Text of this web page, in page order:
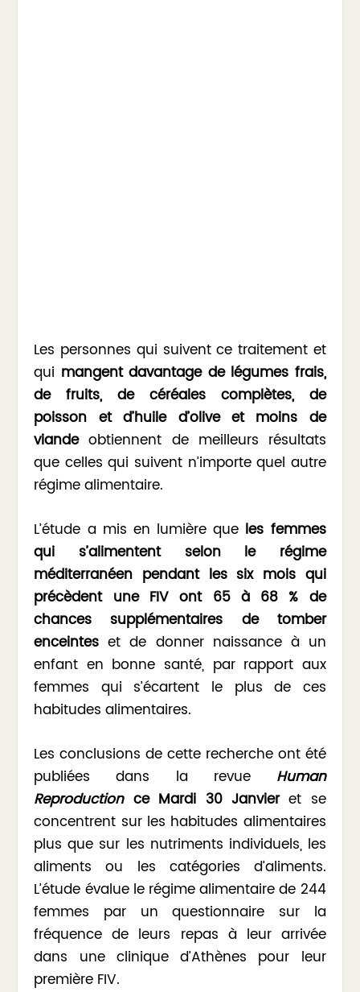
Les personnes qui suivent ce traitement et
qui mangent davantage de légumes frais,
de fruits, de céréales complètes, de
poisson et d’huile d’olive et moins de
viandeobtiennent de meilleurs résultats
que celles qui suivent n’importe quel autre
régime alimentaire.
L’étude a mis en lumière que les femmes
qui s’alimentent selon le régime
méditerranéen pendant les six mois qui
précèdent une FIV ont 65 à 68 % de
chances supplémentaires de tomber
enceintes et de donner naissance à un
enfant en bonne santé, par rapport aux
femmes qui s’écartent le plus de ces
habitudes alimentaires.
Les conclusions de cette recherche ont été
publiées dans la revue Human
Reproductionce Mardi 30 Janvieret se
concentrent sur les habitudes alimentaires
plus que sur les nutriments individuels, les
aliments ou les catégories d’aliments.
L’étude évalue le régime alimentaire de 244
femmes par un questionnaire sur la
fréquence de leurs repas à leur arrivée
dans une clinique d’Athènes pour leur
première FIV.